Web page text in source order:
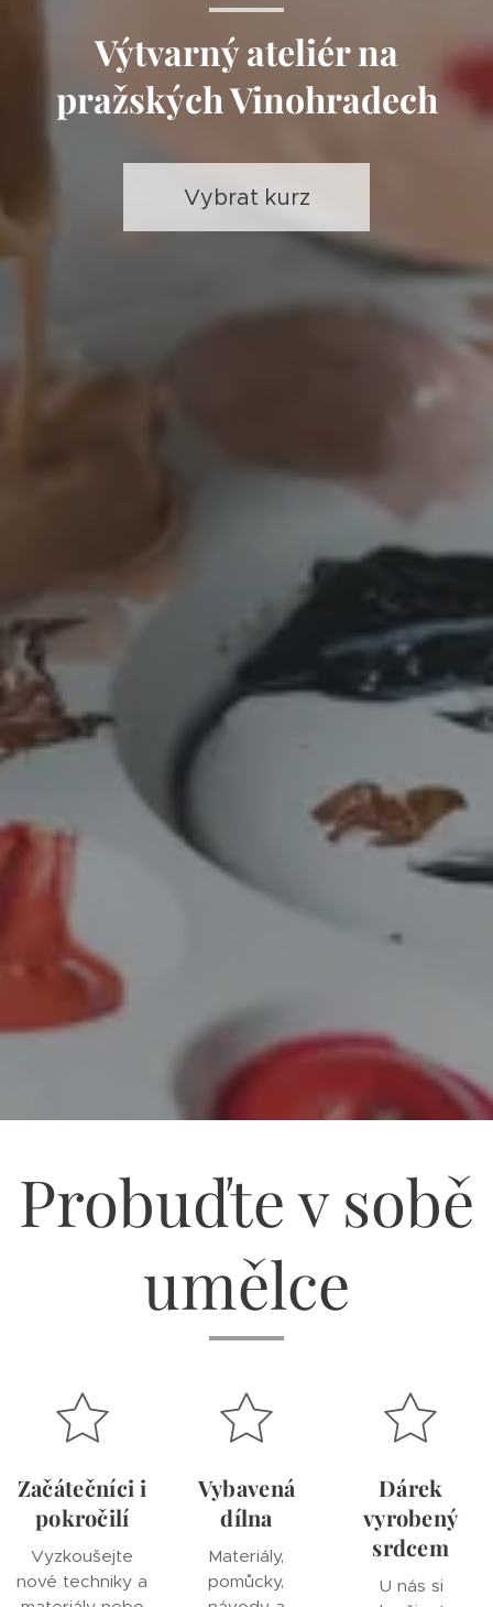
Výtvarný ateliér na
pražských Vinohradech
Vybrat kurz
Probuďte v sobě
umělce
Začátečníci i
pokročilí
Vyzkoušejte
nové techniky a
Vybavená
dílna
Materiály,
pomůcky,
Dárek
vyrobený
srdcem
U nás si